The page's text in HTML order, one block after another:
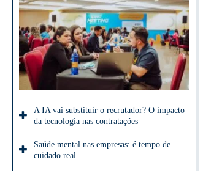
A IA vai substituir o recrutador? O impacto
da tecnologia nas contratações
Saúde mental nas empresas: é tempo de
cuidado real